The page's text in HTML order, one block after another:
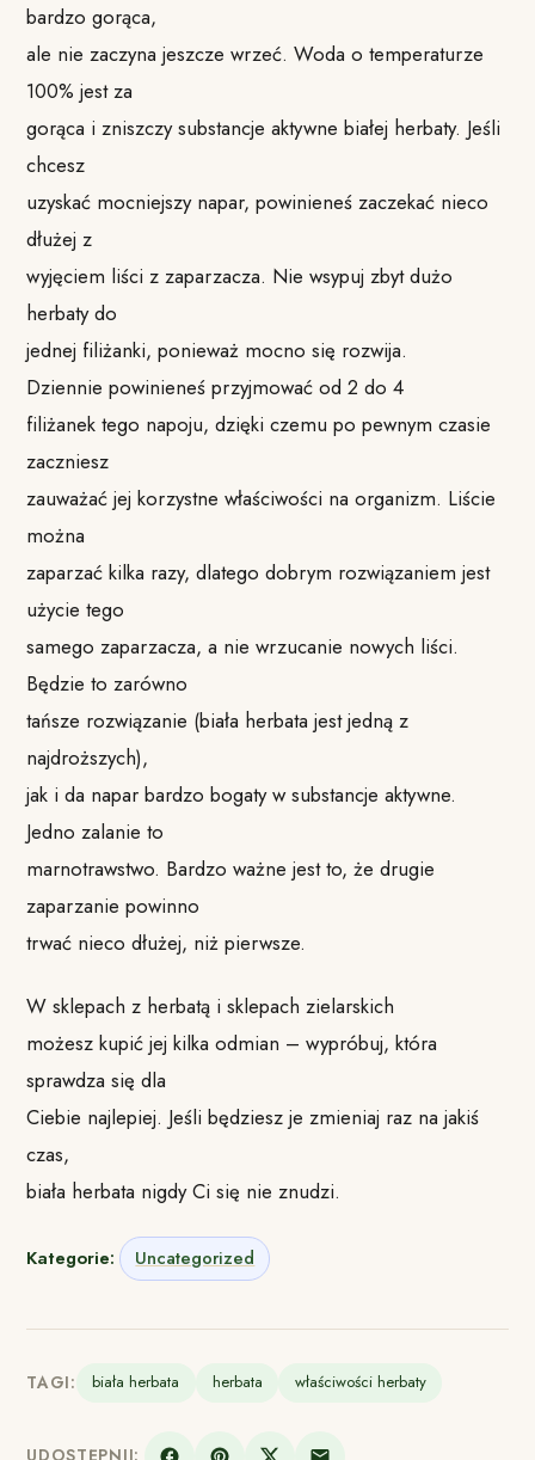
bardzo gorąca,
ale nie zaczyna jeszcze wrzeć. Woda o temperaturze
100% jest za
gorąca i zniszczy substancje aktywne białej herbaty. Jeśli
chcesz
uzyskać mocniejszy napar, powinieneś zaczekać nieco
dłużej z
wyjęciem liści z zaparzacza. Nie wsypuj zbyt dużo
herbaty do
jednej filiżanki, ponieważ mocno się rozwija.
Dziennie powinieneś przyjmować od 2 do 4
filiżanek tego napoju, dzięki czemu po pewnym czasie
zaczniesz
zauważać jej korzystne właściwości na organizm. Liście
można
zaparzać kilka razy, dlatego dobrym rozwiązaniem jest
użycie tego
samego zaparzacza, a nie wrzucanie nowych liści.
Będzie to zarówno
tańsze rozwiązanie (biała herbata jest jedną z
najdroższych),
jak i da napar bardzo bogaty w substancje aktywne.
Jedno zalanie to
marnotrawstwo. Bardzo ważne jest to, że drugie
zaparzanie powinno
trwać nieco dłużej, niż pierwsze.
W sklepach z herbatą i sklepach zielarskich
możesz kupić jej kilka odmian – wypróbuj, która
sprawdza się dla
Ciebie najlepiej. Jeśli będziesz je zmieniaj raz na jakiś
czas,
biała herbata nigdy Ci się nie znudzi.
Kategorie: Uncategorized
TAGI: biała herbata herbata właściwości herbaty